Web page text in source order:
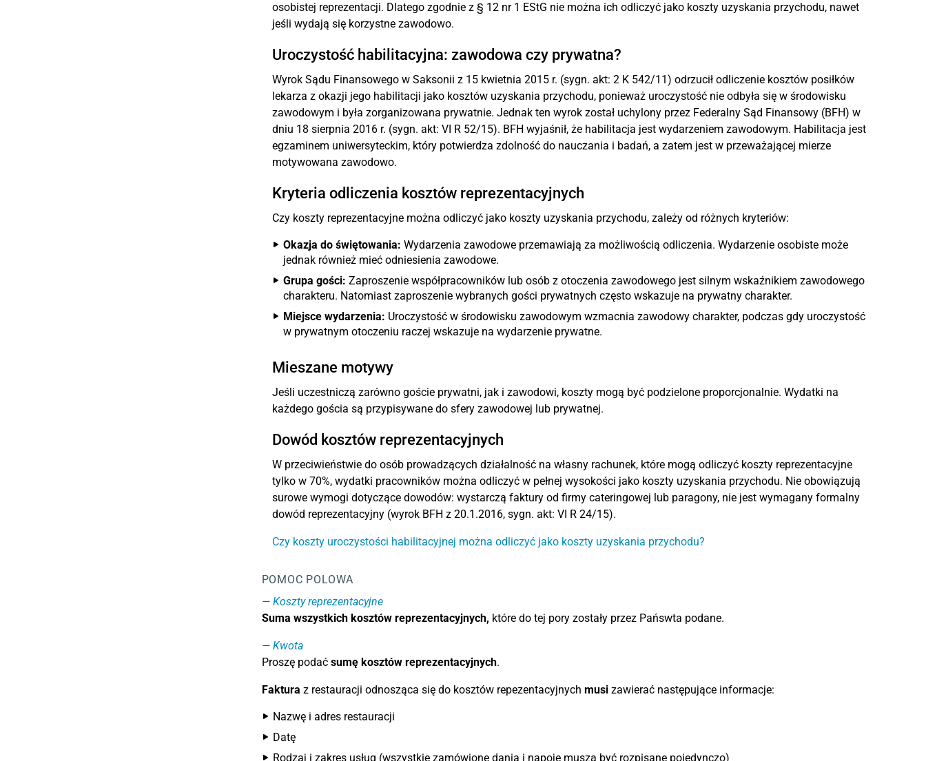
osobistej reprezentacji. Dlatego zgodnie z § 12 nr 1 EStG nie można ich odliczyć jako koszty uzyskania przychodu, nawet
jeśli wydają się korzystne zawodowo.
Uroczystość habilitacyjna: zawodowa czy prywatna?
Wyrok Sądu Finansowego w Saksonii z 15 kwietnia 2015 r. (sygn. akt: 2 K 542/11) odrzucił odliczenie kosztów posiłków
lekarza z okazji jego habilitacji jako kosztów uzyskania przychodu, ponieważ uroczystość nie odbyła się w środowisku
zawodowym i była zorganizowana prywatnie. Jednak ten wyrok został uchylony przez Federalny Sąd Finansowy (BFH) w
dniu 18 sierpnia 2016 r. (sygn. akt: VI R 52/15). BFH wyjaśnił, że habilitacja jest wydarzeniem zawodowym. Habilitacja jest
egzaminem uniwersyteckim, który potwierdza zdolność do nauczania i badań, a zatem jest w przeważającej mierze
motywowana zawodowo.
Kryteria odliczenia kosztów reprezentacyjnych
Czy koszty reprezentacyjne można odliczyć jako koszty uzyskania przychodu, zależy od różnych kryteriów:
Okazja do świętowania: Wydarzenia zawodowe przemawiają za możliwością odliczenia. Wydarzenie osobiste może
jednak również mieć odniesienia zawodowe.
Grupa gości: Zaproszenie współpracowników lub osób z otoczenia zawodowego jest silnym wskaźnikiem zawodowego
charakteru. Natomiast zaproszenie wybranych gości prywatnych często wskazuje na prywatny charakter.
Miejsce wydarzenia: Uroczystość w środowisku zawodowym wzmacnia zawodowy charakter, podczas gdy uroczystość
w prywatnym otoczeniu raczej wskazuje na wydarzenie prywatne.
Mieszane motywy
Jeśli uczestniczą zarówno goście prywatni, jak i zawodowi, koszty mogą być podzielone proporcjonalnie. Wydatki na
każdego gościa są przypisywane do sfery zawodowej lub prywatnej.
Dowód kosztów reprezentacyjnych
W przeciwieństwie do osób prowadzących działalność na własny rachunek, które mogą odliczyć koszty reprezentacyjne
tylko w 70%, wydatki pracowników można odliczyć w pełnej wysokości jako koszty uzyskania przychodu. Nie obowiązują
surowe wymogi dotyczące dowodów: wystarczą faktury od firmy cateringowej lub paragony, nie jest wymagany formalny
dowód reprezentacyjny (wyrok BFH z 20.1.2016, sygn. akt: VI R 24/15).
Czy koszty uroczystości habilitacyjnej można odliczyć jako koszty uzyskania przychodu?
POMOC POLOWA
Koszty reprezentacyjne
Suma wszystkich kosztów reprezentacyjnych, które do tej pory zostały przez Pańswta podane.
Kwota
Proszę podać sumę kosztów reprezentacyjnych.
Faktura z restauracji odnosząca się do kosztów repezentacyjnych musizawierać następujące informacje:
Nazwę i adres restauracji
Datę
Rodzaj i zakres usług (wszystkie zamówione dania i napoje muszą być rozpisane pojedynczo)